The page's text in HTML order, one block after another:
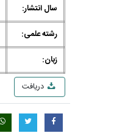
سال انتشار:
رشته علمی:
زبان:
دریافت